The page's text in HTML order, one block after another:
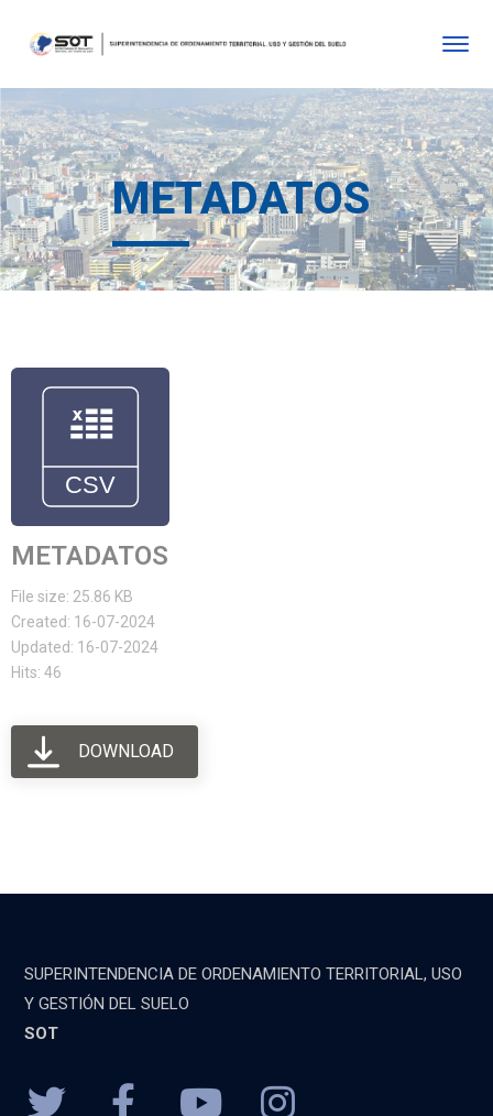
METADATOS
METADATOS
File size: 25.86 KB
Created: 16-07-2024
Updated: 16-07-2024
Hits: 46
DOWNLOAD
SUPERINTENDENCIA DE ORDENAMIENTO TERRITORIAL, USO
Y GESTIÓN DEL SUELO
SOT